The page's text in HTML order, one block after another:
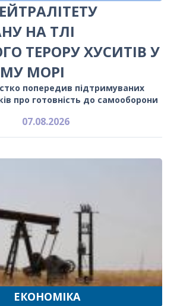
НА ТЛІ
ТЕРОРУ ХУСИТІВ У
МОРІ
попередив підтримуваних
про готовність до самооборони
07.08.2026
ЕКОНОМІКА